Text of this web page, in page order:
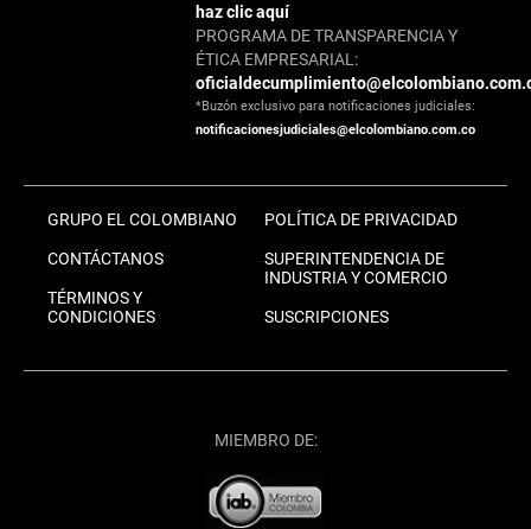
haz clic aquí
PROGRAMA DE TRANSPARENCIA Y
ÉTICA EMPRESARIAL:
*Buzón exclusivo para notificaciones judiciales:
notificacionesjudiciales@elcolombiano.com.co
GRUPO EL COLOMBIANO
CONTÁCTANOS
TÉRMINOS Y
CONDICIONES
POLÍTICA DE PRIVACIDAD
SUPERINTENDENCIA DE
INDUSTRIA Y COMERCIO
SUSCRIPCIONES
MIEMBRO DE: